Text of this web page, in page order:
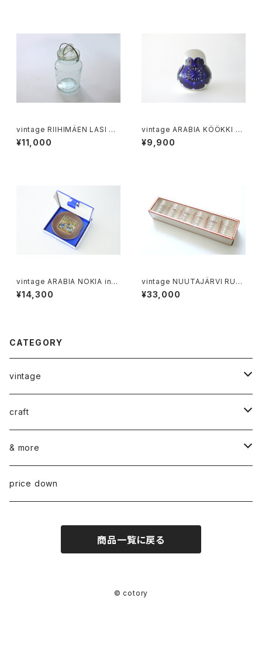
vintage RIIHIMÄEN LASI SC
ALA glass jar 3/4L / ヴィンテ
ージ オーレ・パルスビー スカー
¥11,000
vintage ARABIA KÖÖKKI sa
lt＆pepper shaker cobalt /
ヴィンテージ アラビア ソルト＆
¥9,900
vintage ARABIA NOKIA invi
tation plate / ヴィンテージ ア
ラビア ノキアのイベント招待状
¥14,300
vintage NUUTAJÄRVI RUS
TICA tumbler clear 6p gift
set / ヴィンテージ ヌータヤル
¥33,000
CATEGORY
vintage
ceramics
ARABIA
GUSTAVSBERG
glass
NUUTAJÄRVI
fabric
craft
染め花Horry
山口 和宏 木の器
水村 真由子 木の食具
& more
wear
price down
商品一覧に戻る
© cotory